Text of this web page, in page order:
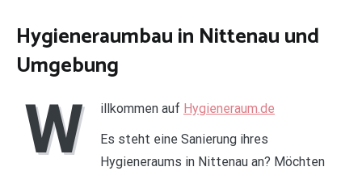
Hygieneraumbau in Nittenau und
Umgebung
W illkommen auf Hygieneraum.de
Es steht eine Sanierung ihres
Hygieneraums in Nittenau an? Möchten